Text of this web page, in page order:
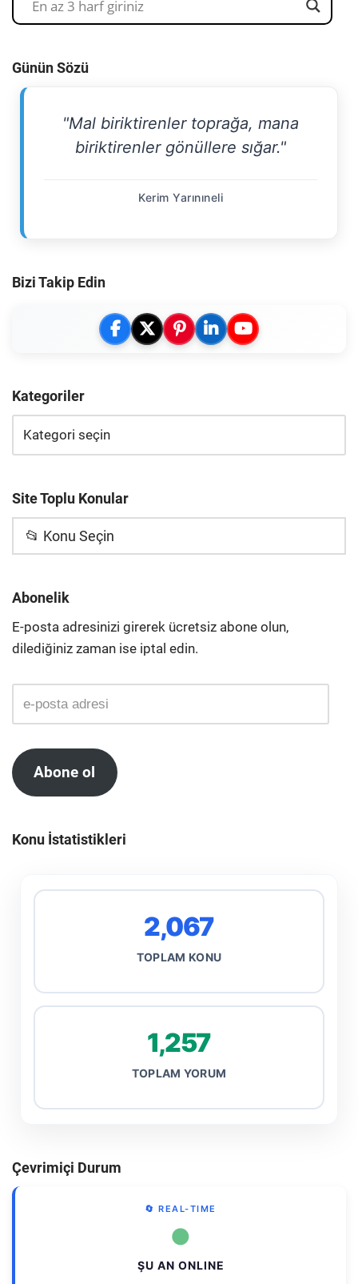
Günün Sözü
"Mal biriktirenler toprağa, mana
biriktirenler gönüllere sığar."
Kerim Yarınıneli
Bizi Takip Edin
Kategoriler
Site Toplu Konular
📂 Konu Seçin
Abonelik
E-posta adresinizi girerek ücretsiz abone olun,
dilediğiniz zaman ise iptal edin.
Abone ol
Konu İstatistikleri
2,067
TOPLAM KONU
1,257
TOPLAM YORUM
Çevrimiçi Durum
🔄 REAL-TIME
●
ŞU AN ONLINE